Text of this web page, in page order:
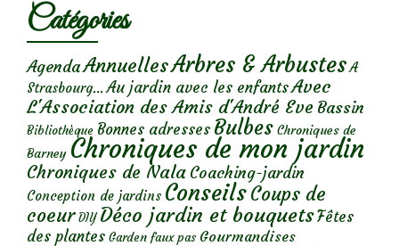
Catégories
AgendaAnnuellesArbres & Arbustes A
Strasbourg... Au jardin avec les enfantsAvec
L'Association des Amis d'André Eve Bassin
Bibliothèque Bonnes adresses Bulbes Chroniques de
Barney Chroniques de mon jardin
Chroniques de Nala Coaching-jardin
Conception de jardins ConseilsCoups de
coeur DIY Déco jardin et bouquetsFêtes
des plantes Garden faux pas Gourmandises